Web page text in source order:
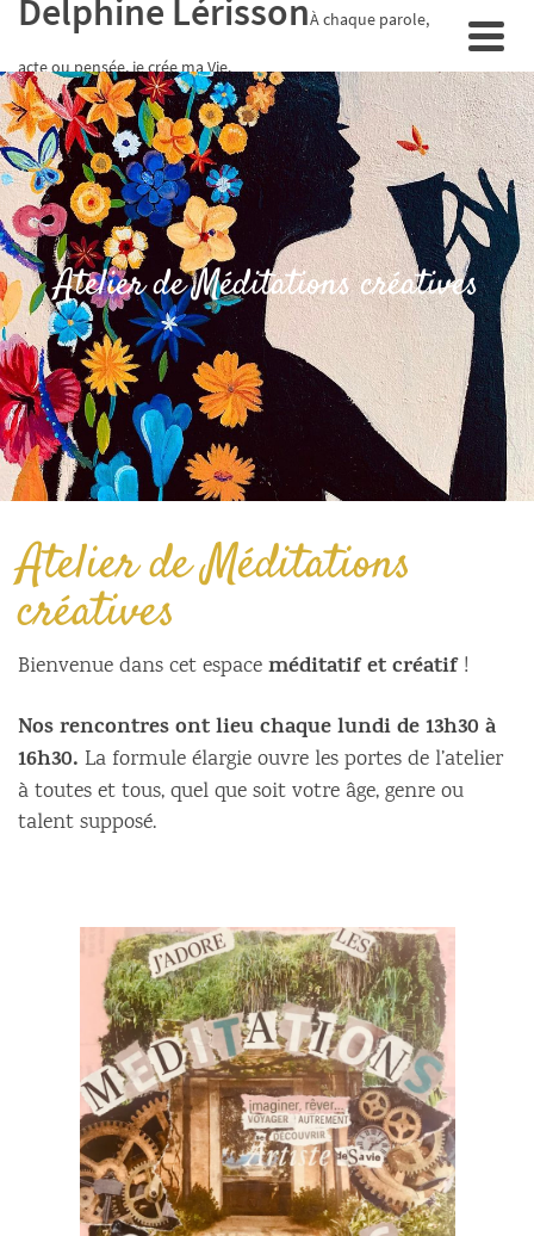
Delphine LérissonÀ chaque parole,
acte ou pensée, je crée ma Vie.
Atelier de Méditations créatives
Atelier de Méditations
créatives
Bienvenue dans cet espaceméditatif et créatif!
Nos rencontres ont lieu chaque lundi de 13h30 à
16h30. La formule élargie ouvre les portes de l’atelier
à toutes et tous, quel que soit votre âge, genre ou
talent supposé.